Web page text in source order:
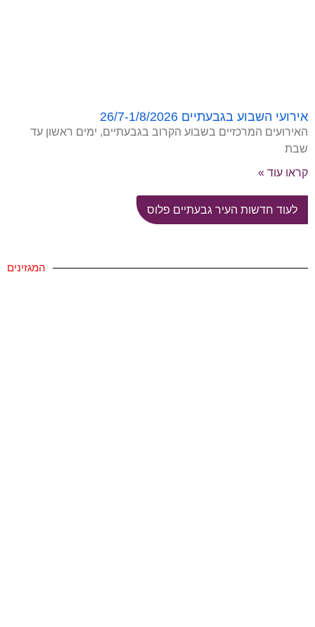
אירועי השבוע בגבעתיים 26/7-1/8/2026
האירועים המרכזיים בשבוע הקרוב בגבעתיים, ימים ראשון עד
שבת
קראו עוד »
לעוד חדשות העיר גבעתיים פלוס
המגזינים